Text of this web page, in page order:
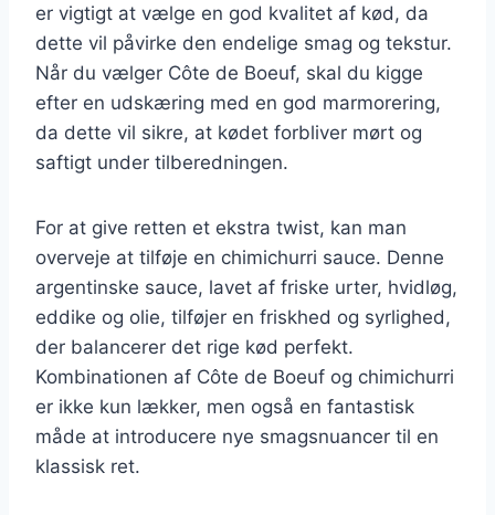
er vigtigt at vælge en god kvalitet af kød, da
dette vil påvirke den endelige smag og tekstur.
Når du vælger Côte de Boeuf, skal du kigge
efter en udskæring med en god marmorering,
da dette vil sikre, at kødet forbliver mørt og
saftigt under tilberedningen.
For at give retten et ekstra twist, kan man
overveje at tilføje en chimichurri sauce. Denne
argentinske sauce, lavet af friske urter, hvidløg,
eddike og olie, tilføjer en friskhed og syrlighed,
der balancerer det rige kød perfekt.
Kombinationen af Côte de Boeuf og chimichurri
er ikke kun lækker, men også en fantastisk
måde at introducere nye smagsnuancer til en
klassisk ret.